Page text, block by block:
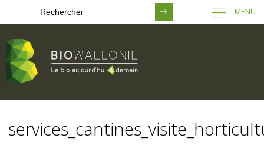
contenu
principal
MENU